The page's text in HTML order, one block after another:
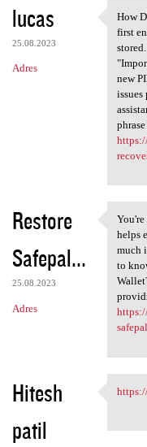
lucas
25.08.2023
Adres
How
How
first
new
issues
phrase
Restore
Safepal...
25.08.2023
Adres
helps
much
to
Hitesh
patil